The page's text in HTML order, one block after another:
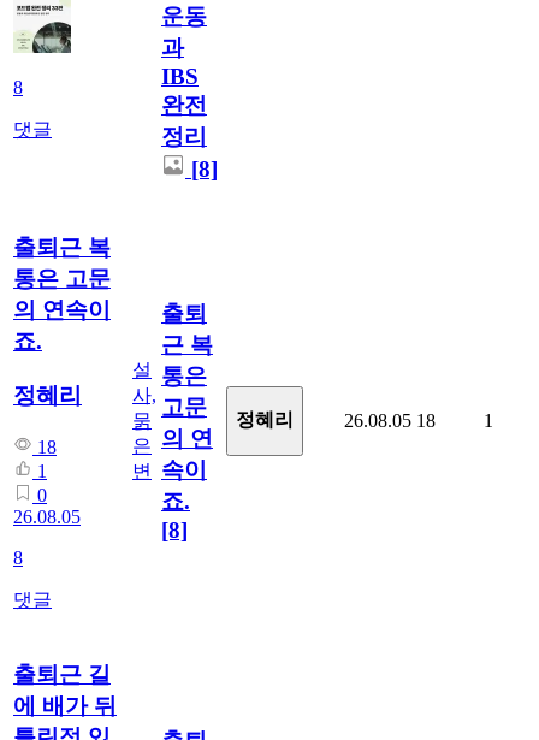
8
댓글
운동
과
IBS
완전
정리
[8]
출퇴근 복
통은 고문
의 연속이
죠.
정혜리
18
1
0
26.08.05
8
댓글
설
사,
묽
은
변
출퇴
근 복
통은
고문
의 연
속이
죠.
[8]
정혜리 26.08.05 18 1
출퇴근 길
에 배가 뒤